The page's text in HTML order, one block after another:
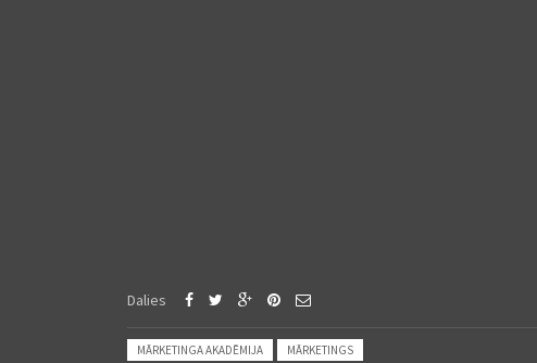
Dalies
Posted in:
MĀRKETINGA AKADĒMIJA MĀRKETINGS